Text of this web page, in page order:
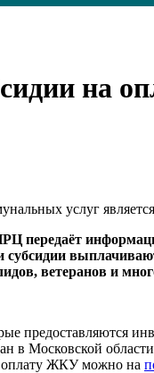
на
услуг
передаёт
субсидии
ветеранов и
предоставляются
в Московской
ЖКУ можно на